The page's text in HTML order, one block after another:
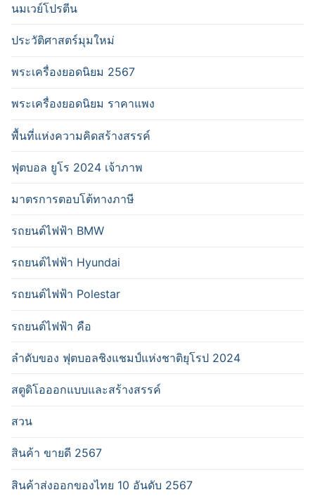
นมเวย์โปรตีน
ประวัติศาสตร์มุมใหม่
พระเครื่องยอดนิยม 2567
พระเครื่องยอดนิยม ราคาแพง
พื้นที่แห่งความคิดสร้างสรรค์
ฟุตบอล ยูโร 2024 เจ้าภาพ
มาตรการตอบโต้ทางภาษี
รถยนต์ไฟฟ้า BMW
รถยนต์ไฟฟ้า Hyundai
รถยนต์ไฟฟ้า Polestar
รถยนต์ไฟฟ้า คือ
ลำดับของ ฟุตบอลชิงแชมป์แห่งชาติยุโรป 2024
สตูดิโอออกแบบและสร้างสรรค์
สวน
สินค้า ขายดี 2567
สินค้าส่งออกของไทย 10 อันดับ 2567